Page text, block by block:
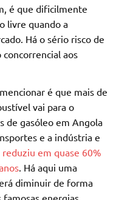
é que dificilmente
livre quando a
Há o sério risco de
aos
é que mais de
vai para o
de gasóleo em Angola
e a indústria e
reduziu em quase 60%
. Há aqui uma
diminuir de forma
famosas energias